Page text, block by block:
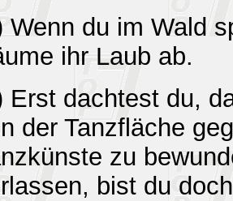
Wenn du im Wald
ihr Laub ab.
Erst dachtest du,
der Tanzfläche
zu
bist du